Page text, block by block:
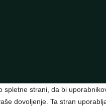
strani, da bi
dovoljenje. Ta stran